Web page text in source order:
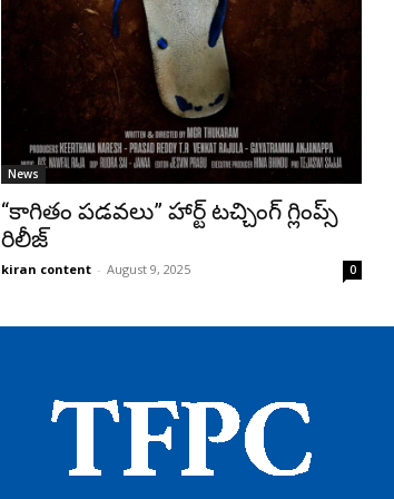
News
“కాగితం పడవలు” హార్ట్ టచ్చింగ్ గ్లింప్స్‌
రిలీజ్
kiran content - August 9, 2025 0